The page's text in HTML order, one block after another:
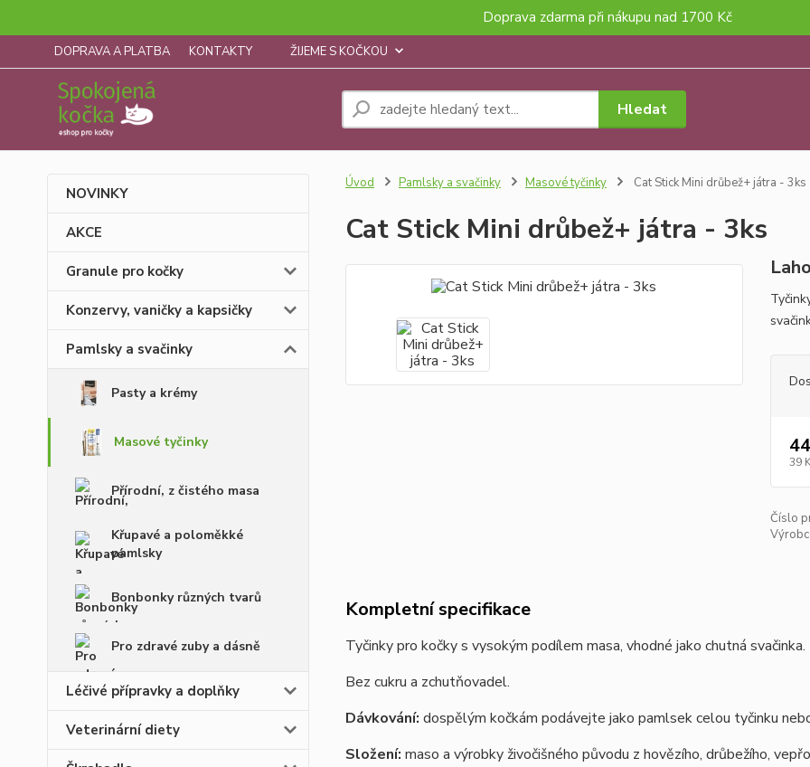
Doprava zdarma při nákupu nad 1700 Kč
DOPRAVA A PLATBA KONTAKTY ŽIJEME S KOČKOU
Hledat
NOVINKY
AKCE
Granule pro kočky
Konzervy, vaničky a kapsičky
Pamlsky a svačinky
Pasty a krémy
Masové tyčinky
Přírodní, z čistého masa
Křupavé a poloměkké
pamlsky
Bonbonky různých tvarů
Pro zdravé zuby a dásně
Léčivé přípravky a doplňky
Veterinární diety
Úvod Pamlsky a svačinky Masové tyčinky Cat Stick Mini drůbež+ játra - 3ks
Cat Stick Mini drůbež+ játra - 3ks
39
Číslo
Kompletní specifikace
Tyčinky pro kočky s vysokým podílem masa, vhodné jako chutná svačinka.
Bez cukru a zchutňovadel.
Dávkování: dospělým kočkám podávejte jako pamlsek celou tyčinku
Složení: maso a výrobky živočišného původu z hovězího, drůbežího,